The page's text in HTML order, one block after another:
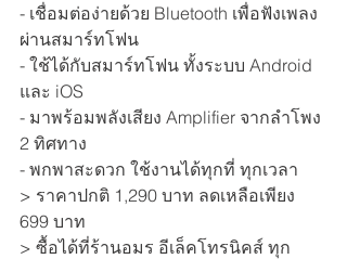
- เชื่อมต่อง่ายด้วย Bluetooth เพื่อฟังเพลง
ผ่านสมาร์ทโฟน
- ใช้ได้กับสมาร์ทโฟน ทั้งระบบ Android
และ iOS
- มาพร้อมพลังเสียง Amplifier จากลำโพง
2 ทิศทาง
- พกพาสะดวก ใช้งานได้ทุกที่ ทุกเวลา
> ราคาปกติ 1,290 บาท ลดเหลือเพียง
699 บาท
> ซื้อได้ที่ร้านอมร อีเล็คโทรนิคส์ ทุก